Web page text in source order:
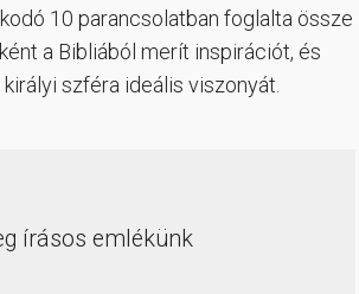
10 parancsolatban foglalta össze
a Bibliából merít inspirációt, és
szféra ideális viszonyát.
írásos emlékünk